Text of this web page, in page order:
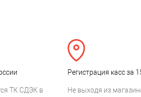
ТК СДЭК в
Регистрация касс за
Не выходя из